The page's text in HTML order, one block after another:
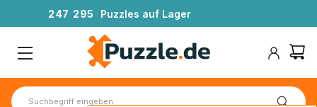
247 295 Puzzles auf Lager